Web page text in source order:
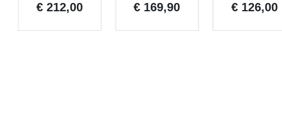
€ 212,00 € 169,90 € 126,00